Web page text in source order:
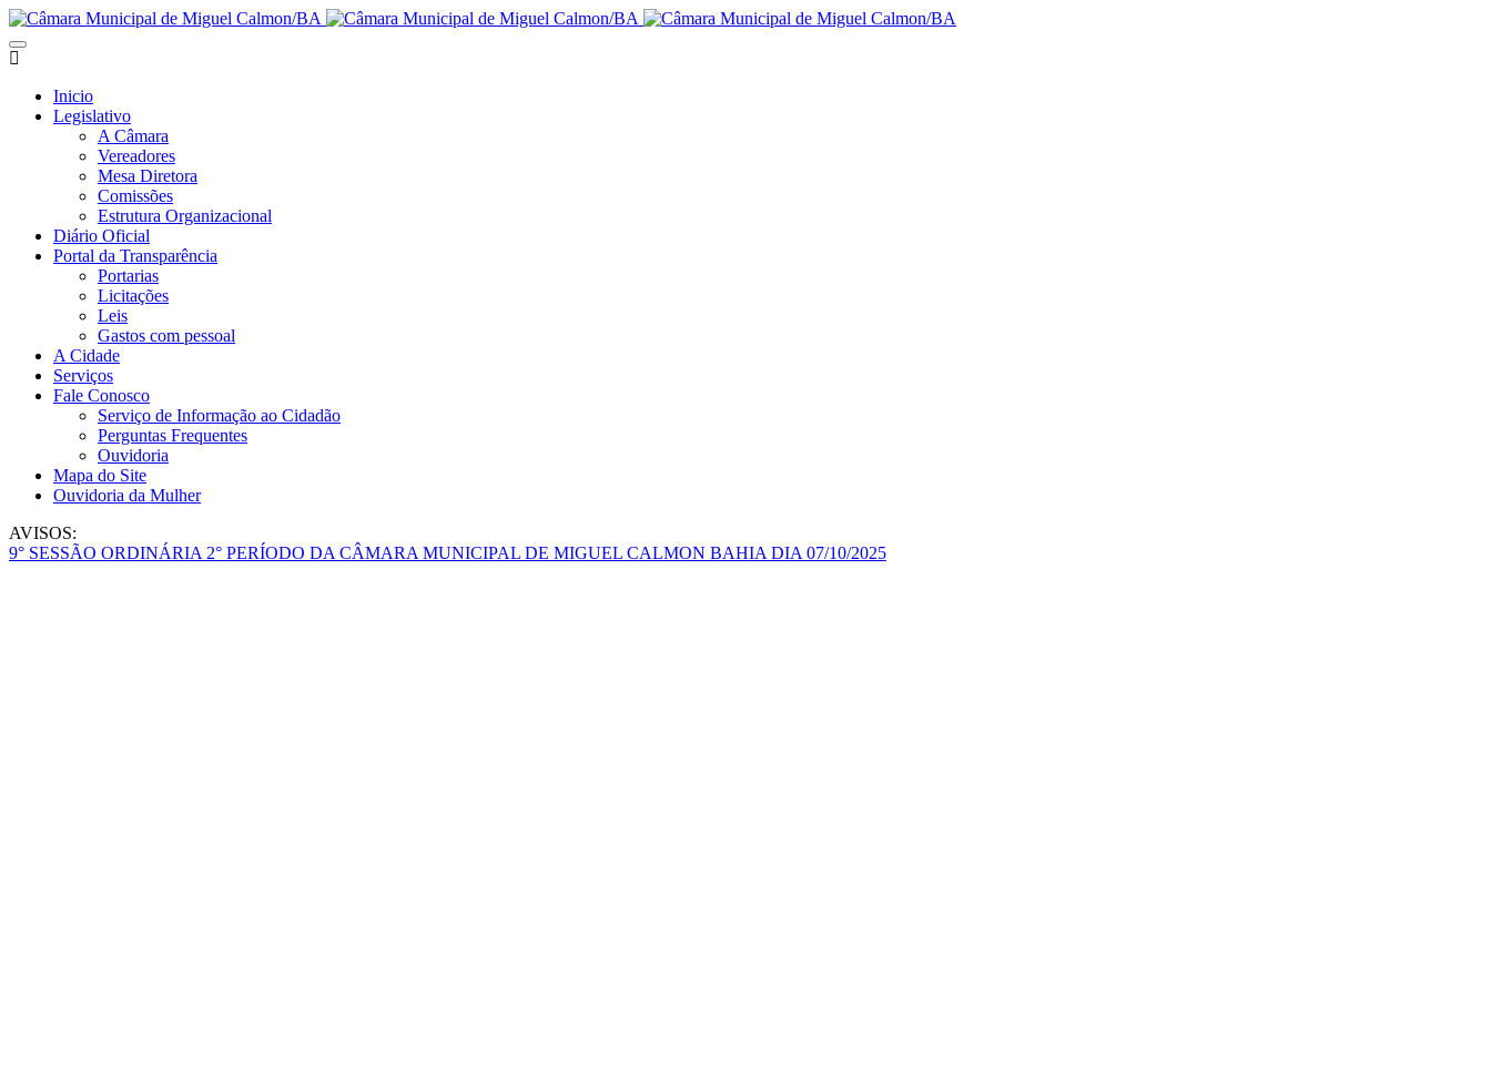
Inicio
Legislativo
A Câmara
Vereadores
Mesa Diretora
Comissões
Estrutura Organizacional
Diário Oficial
Portal da Transparência
Portarias
Licitações
Leis
Gastos com pessoal
A Cidade
Serviços
Fale Conosco
Serviço de Informação ao Cidadão
Perguntas Frequentes
Ouvidoria
Mapa do Site
Ouvidoria da Mulher
AVISOS:
9° SESSÃO ORDINÁRIA 2° PERÍODO DA CÂMARA MUNICIPAL DE MIGUEL CALMON BAHIA DIA 07/10/2025